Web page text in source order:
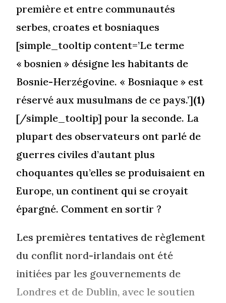
première et entre communautés
serbes, croates et bosniaques
[simple_tooltip content=’Le terme
« bosnien » désigne les habitants de
Bosnie-Herzégovine. « Bosniaque » est
réservé aux musulmans de ce pays.’](1)
[/simple_tooltip] pour la seconde. La
plupart des observateurs ont parlé de
guerres civiles d’autant plus
choquantes qu’elles se produisaient en
Europe, un continent qui se croyait
épargné. Comment en sortir ?
Les premières tentatives de règlement
du conflit nord-irlandais ont été
initiées par les gouvernements de
Londres et de Dublin, avec le soutien